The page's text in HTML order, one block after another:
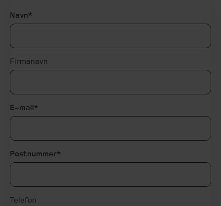
Navn
Firmanavn
E-mail
Postnummer
Telefon